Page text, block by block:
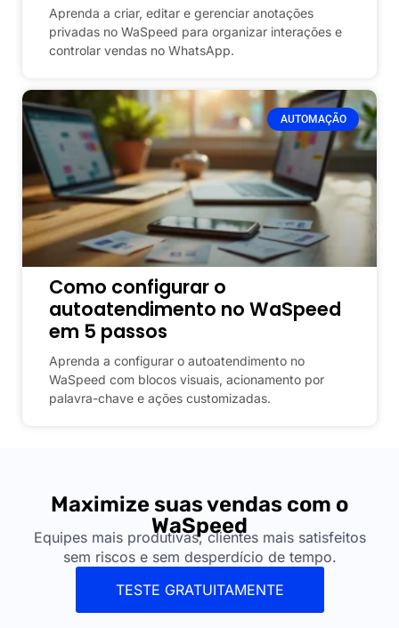
Aprenda a criar, editar e gerenciar anotações
privadas no WaSpeed para organizar interações e
controlar vendas no WhatsApp.
AUTOMAÇÃO
Como configurar o
autoatendimento no WaSpeed
em 5 passos
Aprenda a configurar o autoatendimento no
WaSpeed com blocos visuais, acionamento por
palavra-chave e ações customizadas.
Maximize suas vendas com o
WaSpeed
Equipes mais produtivas, clientes mais satisfeitos
sem riscos e sem desperdício de tempo.
TESTE GRATUITAMENTE